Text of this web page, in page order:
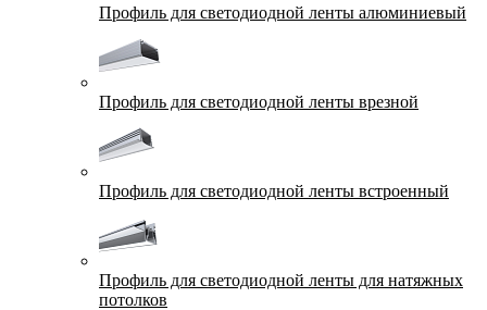
Профиль для светодиодной ленты алюминиевый
Профиль для светодиодной ленты врезной
Профиль для светодиодной ленты встроенный
Профиль для светодиодной ленты для натяжных
потолков